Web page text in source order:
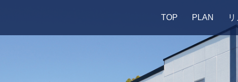
TOP PLAN